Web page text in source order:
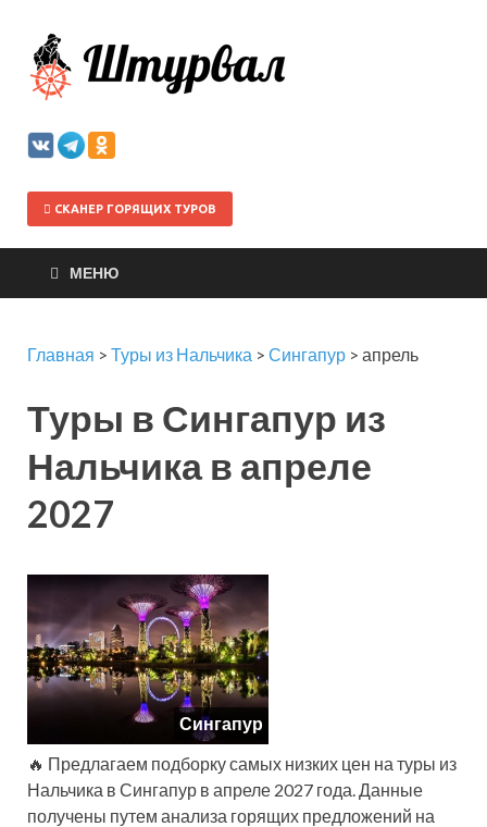
СКАНЕР ГОРЯЩИХ ТУРОВ
МЕНЮ
Главная > Туры из Нальчика > Сингапур > апрель
Туры в Сингапур из
Нальчика в апреле
2027
Сингапур
🔥 Предлагаем подборку самых низких цен на туры из
Нальчика в Сингапур в апреле 2027 года. Данные
получены путем анализа горящих предложений на